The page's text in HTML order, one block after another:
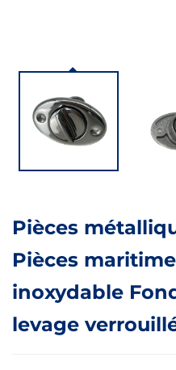
Pièces
Pièces
inoxydable
levage